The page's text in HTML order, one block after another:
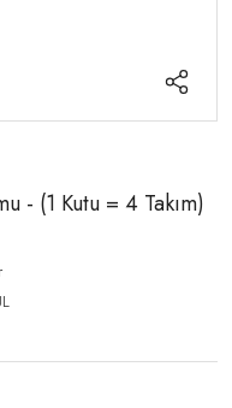
- (1 Kutu = 4 Takım)